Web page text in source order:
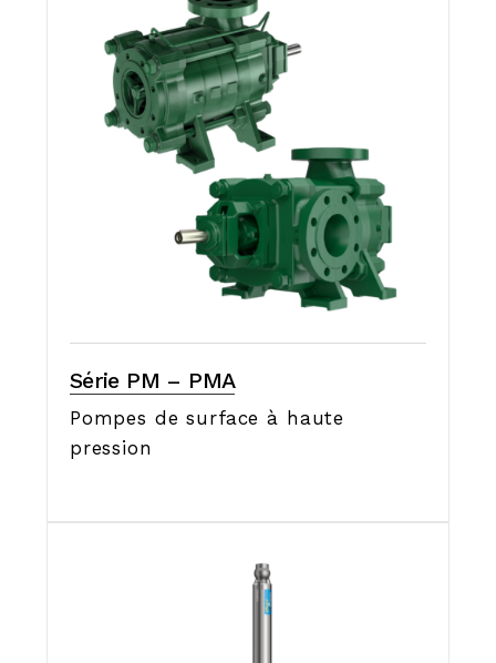
Série PM – PMA
Pompes de surface à haute
pression